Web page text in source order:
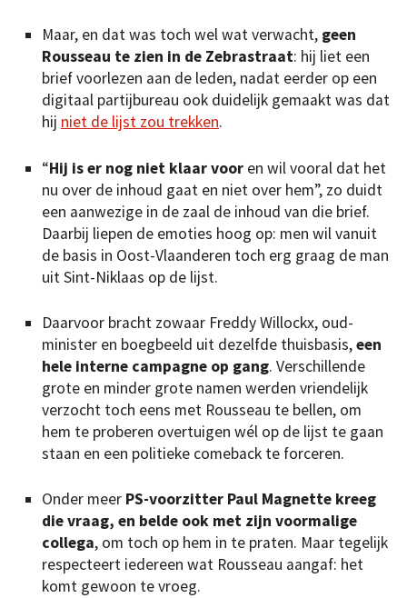
Maar, en dat was toch wel wat verwacht, geen
Rousseau te zien in de Zebrastraat: hij liet een
brief voorlezen aan de leden, nadat eerder op een
digitaal partijbureau ook duidelijk gemaakt was dat
hij niet de lijst zou trekken.
“Hij is er nog niet klaar voor en wil vooral dat het
nu over de inhoud gaat en niet over hem”, zo duidt
een aanwezige in de zaal de inhoud van die brief.
Daarbij liepen de emoties hoog op: men wil vanuit
de basis in Oost-Vlaanderen toch erg graag de man
uit Sint-Niklaas op de lijst.
Daarvoor bracht zowaar Freddy Willockx, oud-
minister en boegbeeld uit dezelfde thuisbasis,een
hele interne campagne op gang. Verschillende
grote en minder grote namen werden vriendelijk
verzocht toch eens met Rousseau te bellen, om
hem te proberen overtuigen wél op de lijst te gaan
staan en een politieke comeback te forceren.
Onder meer PS-voorzitter Paul Magnette kreeg
die vraag, en belde ook met zijn voormalige
collega, om toch op hem in te praten. Maar tegelijk
respecteert iedereen wat Rousseau aangaf: het
komt gewoon te vroeg.